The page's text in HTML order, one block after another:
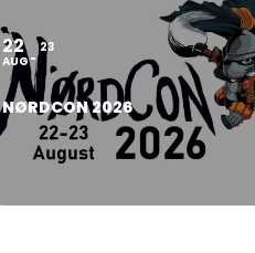
22
AUG
23
NØRDCON 2026